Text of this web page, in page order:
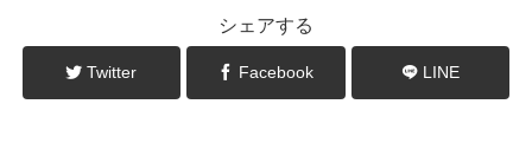
シェアする
Twitter Facebook LINE